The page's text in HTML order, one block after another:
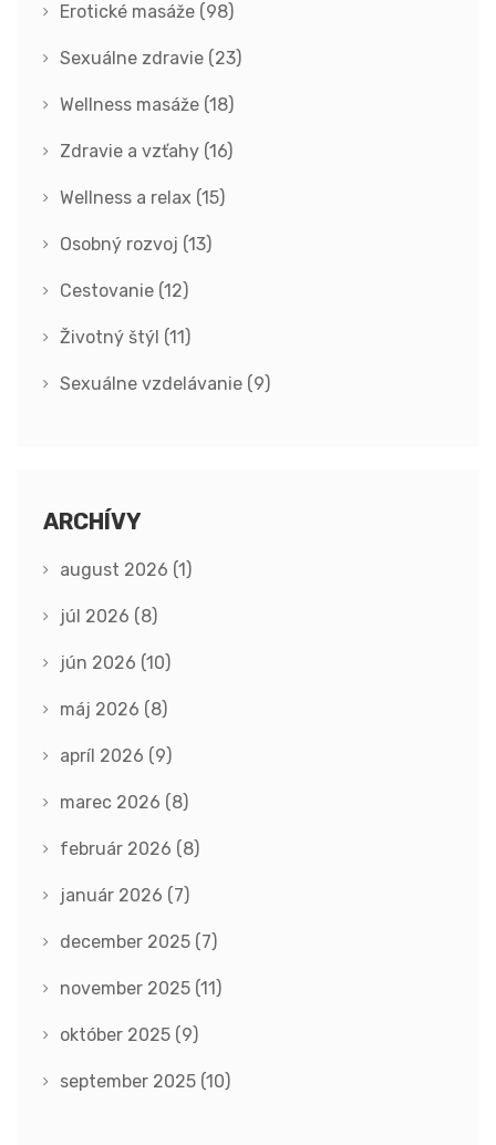
Erotické masáže (98)
Sexuálne zdravie (23)
Wellness masáže (18)
Zdravie a vzťahy (16)
Wellness a relax (15)
Osobný rozvoj (13)
Cestovanie (12)
Životný štýl (11)
Sexuálne vzdelávanie (9)
ARCHÍVY
august 2026 (1)
júl 2026 (8)
jún 2026 (10)
máj 2026 (8)
apríl 2026 (9)
marec 2026 (8)
február 2026 (8)
január 2026 (7)
december 2025 (7)
november 2025 (11)
október 2025 (9)
september 2025 (10)